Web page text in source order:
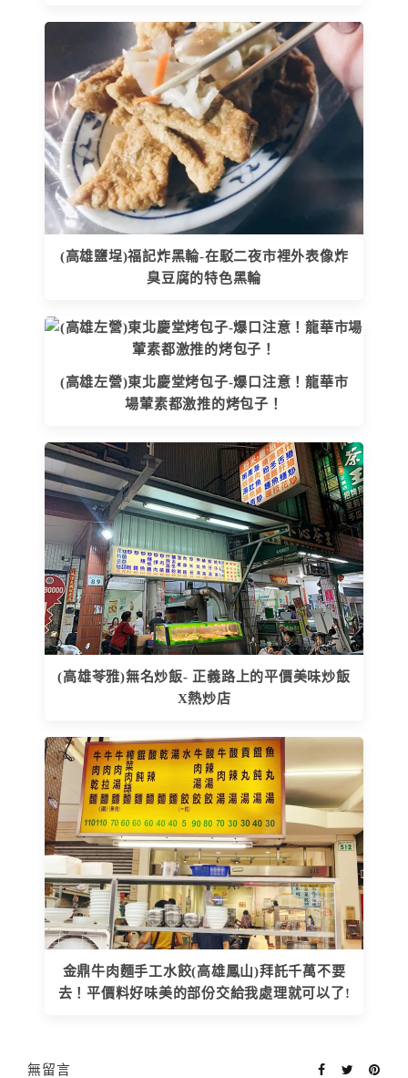
(高雄鹽埕)福記炸黑輪-在駁二夜市裡外表像炸
臭豆腐的特色黑輪
(高雄左營)東北慶堂烤包子-爆口注意！龍華市
場葷素都激推的烤包子！
(高雄苓雅)無名炒飯- 正義路上的平價美味炒飯
X熱炒店
金鼎牛肉麵手工水餃(高雄鳳山)拜託千萬不要
去！平價料好味美的部份交給我處理就可以了!
無留言